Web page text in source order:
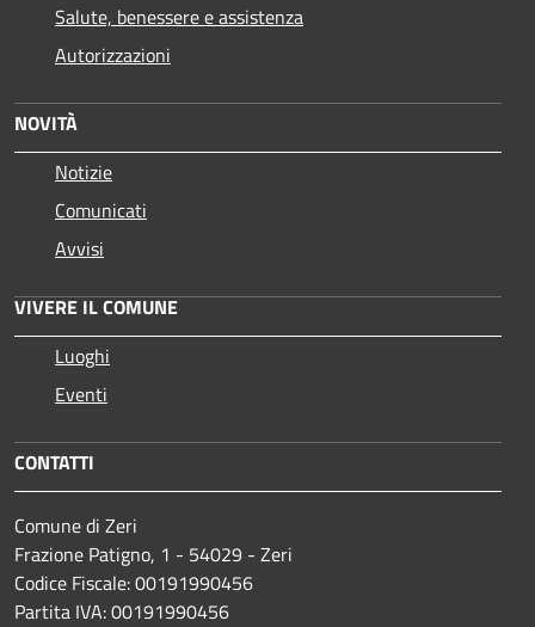
Salute, benessere e assistenza
Autorizzazioni
NOVITÀ
Notizie
Comunicati
Avvisi
VIVERE IL COMUNE
Luoghi
Eventi
CONTATTI
Comune di Zeri
Frazione Patigno, 1 - 54029 - Zeri
Codice Fiscale: 00191990456
Partita IVA: 00191990456